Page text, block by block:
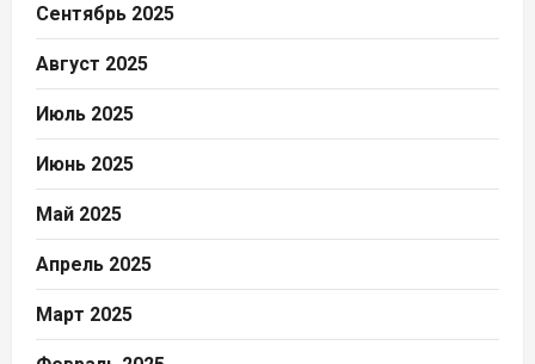
Сентябрь 2025
Август 2025
Июль 2025
Июнь 2025
Май 2025
Апрель 2025
Март 2025